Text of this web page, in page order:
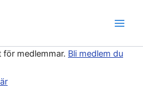
för medlemmar. Bli medlem du